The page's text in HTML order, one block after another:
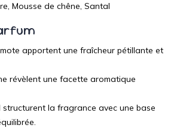
Mousse de chêne, Santal
apportent une fraîcheur pétillante et
révèlent une facette aromatique
la fragrance avec une base